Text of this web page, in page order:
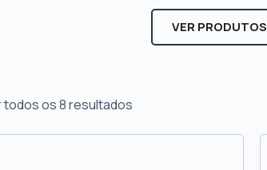
VER PRODUTOS
todos os 8 resultados